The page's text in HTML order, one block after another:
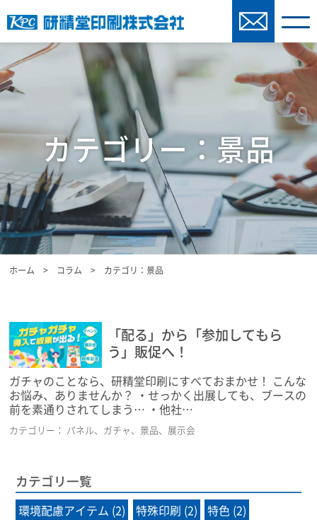
カテゴリー：景品
ホーム > コラム > カテゴリ：景品
「配る」から「参加してもら
う」販促へ！
ガチャのことなら、研精堂印刷にすべておまかせ！ こんな
お悩み、ありませんか？ ・せっかく出展しても、ブースの
前を素通りされてしまう… ・他社…
カテゴリー： パネル ガチャ 景品 展示会
カテゴリ一覧
環境配慮アイテム (2) 特殊印刷 (2)
特色 (2)